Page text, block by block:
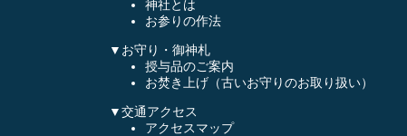
神社とは
お参りの作法
▼お守り・御神札
授与品のご案内
お焚き上げ（古いお守りのお取り扱い）
▼交通アクセス
アクセスマップ